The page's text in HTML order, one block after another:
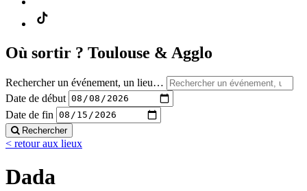
Où sortir ? Toulouse & Agglo
Rechercher un événement, un lieu…
Date de début
Date de fin
Rechercher
< retour aux lieux
Dada